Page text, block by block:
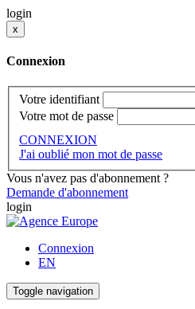
login
x
Connexion
Votre identifiant
Votre mot de passe
CONNEXION
J'ai oublié mon mot de passe
Vous n'avez pas d'abonnement ?
Demande d'abonnement
login
Connexion
EN
Toggle navigation